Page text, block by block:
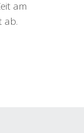
am
ab.